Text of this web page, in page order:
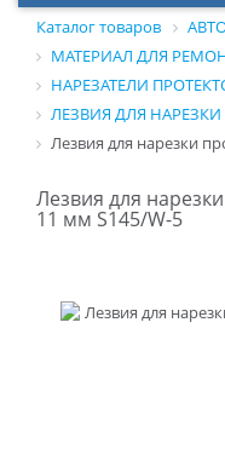
Каталог товаров
МАТЕРИАЛ ДЛЯ
НАРЕЗАТЕЛИ
ЛЕЗВИЯ ДЛЯ НАРЕЗКИ
Лезвия для нарезки
Лезвия для
11 мм S145/W-5